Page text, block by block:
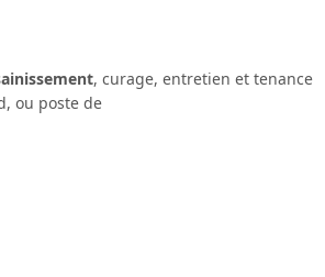
, curage, entretien et tenance
ou poste de